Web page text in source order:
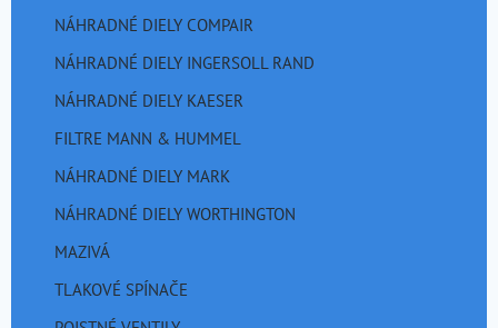
NÁHRADNÉ DIELY COMPAIR
NÁHRADNÉ DIELY INGERSOLL RAND
NÁHRADNÉ DIELY KAESER
FILTRE MANN & HUMMEL
NÁHRADNÉ DIELY MARK
NÁHRADNÉ DIELY WORTHINGTON
MAZIVÁ
TLAKOVÉ SPÍNAČE